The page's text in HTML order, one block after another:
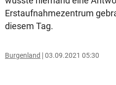
Erstaufnahmezentrum
diesem Tag.
Burgenland 03.09.2021 05:30